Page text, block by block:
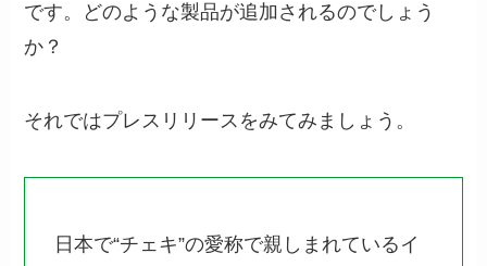
です。どのような製品が追加されるのでしょう
か？
それではプレスリリースをみてみましょう。
日本で“チェキ”の愛称で親しまれているイ